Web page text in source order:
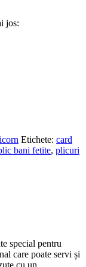
jos:
Etichete: card
bani fetite, plicuri
special pentru
care poate servi și